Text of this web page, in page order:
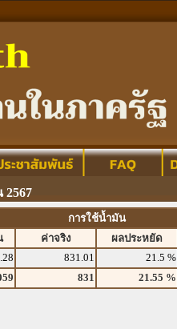
การใช้น้ำมัน
ค่าจริง ผลประหยัด
831.01 21.5 %
831 21.55 %